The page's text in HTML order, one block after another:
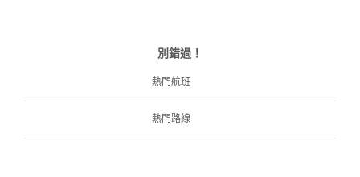
別錯過！
熱門航班
熱門路線